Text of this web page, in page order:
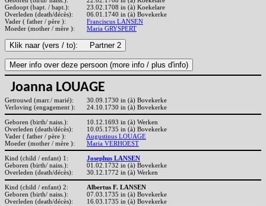
Gedoopt (bapt. / bapt.):
23.02.1708 in (à) Koekelare
Overleden (death/décès):
06.01.1740 in (à) Bovekerke
Vader ( father / père ):
Franciscus LANSEN
Moeder (mother / mère ):
Maria GRYSPERT
Joanna LOUAGE
Getrouwd (marr./ marié):
30.09.1730 in (à) Bovekerke
Verloving (engagement ):
24.10.1730 in (à) Bovekerke
Geboren (birth/ naiss.):
10.12.1693 in (à) Werken
Overleden (death/décès):
10.05.1735 in (à) Bovekerke
Vader ( father / père ):
Augustinus LOUAGE
Moeder (mother / mère ):
Maria VERHOEST
Kind (child / enfant) 1:
Josephus LANSEN
Geboren (birth/ naiss.):
01.02.1732 in (à) Bovekerke
Overleden (death/décès):
30.12.1772 in (à) Werken
Kind (child / enfant) 2:
Albertus F. LANSEN
Geboren (birth/ naiss.):
07.03.1735 in (à) Bovekerke
Overleden (death/décès):
16.03.1735 in (à) Bovekerke